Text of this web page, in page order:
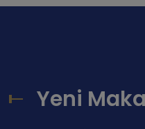
Yeni